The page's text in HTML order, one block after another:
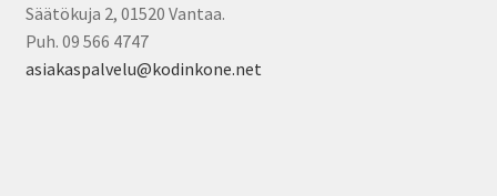
Säätökuja 2, 01520 Vantaa.
Puh. 09 566 4747
asiakaspalvelu@kodinkone.net